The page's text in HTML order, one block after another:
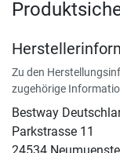
Zu den
zugehörige
Bestway
Parkstrasse 11